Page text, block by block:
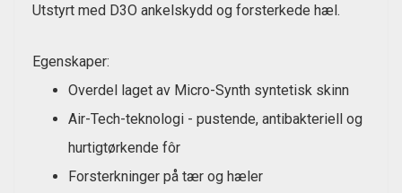
Utstyrt med D3O ankelskydd og forsterkede hæl.
Egenskaper:
Overdel laget av Micro-Synth syntetisk skinn
Air-Tech-teknologi - pustende, antibakteriell og
hurtigtørkende fôr
Forsterkninger på tær og hæler